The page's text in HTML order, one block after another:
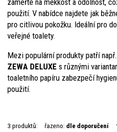
zaměřte na měkkost a odolnost,
použití. V nabídce najdete jak
pro citlivou pokožku. Ideální pro
veřejné toalety.
Mezi populární produkty patří např.
ZEWA DELUXE s různými
toaletního papíru zabezpečí
použití.
3 produktů: řazeno: dle doporučení